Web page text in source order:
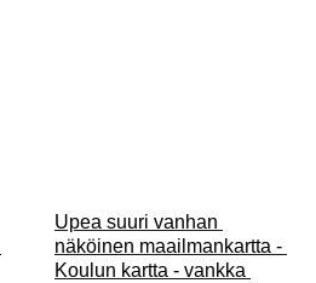
Upea suuri vanhan
näköinen maailmankartta -
Koulun kartta - vankka